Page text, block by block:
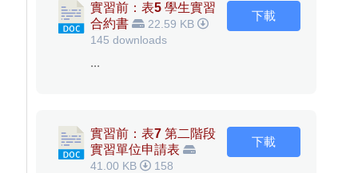
實習前：表5 學生實習
合約書
22.59 KB
145 downloads
...
下載
實習前：表7 第二階段
實習單位申請表
41.00 KB
158
下載